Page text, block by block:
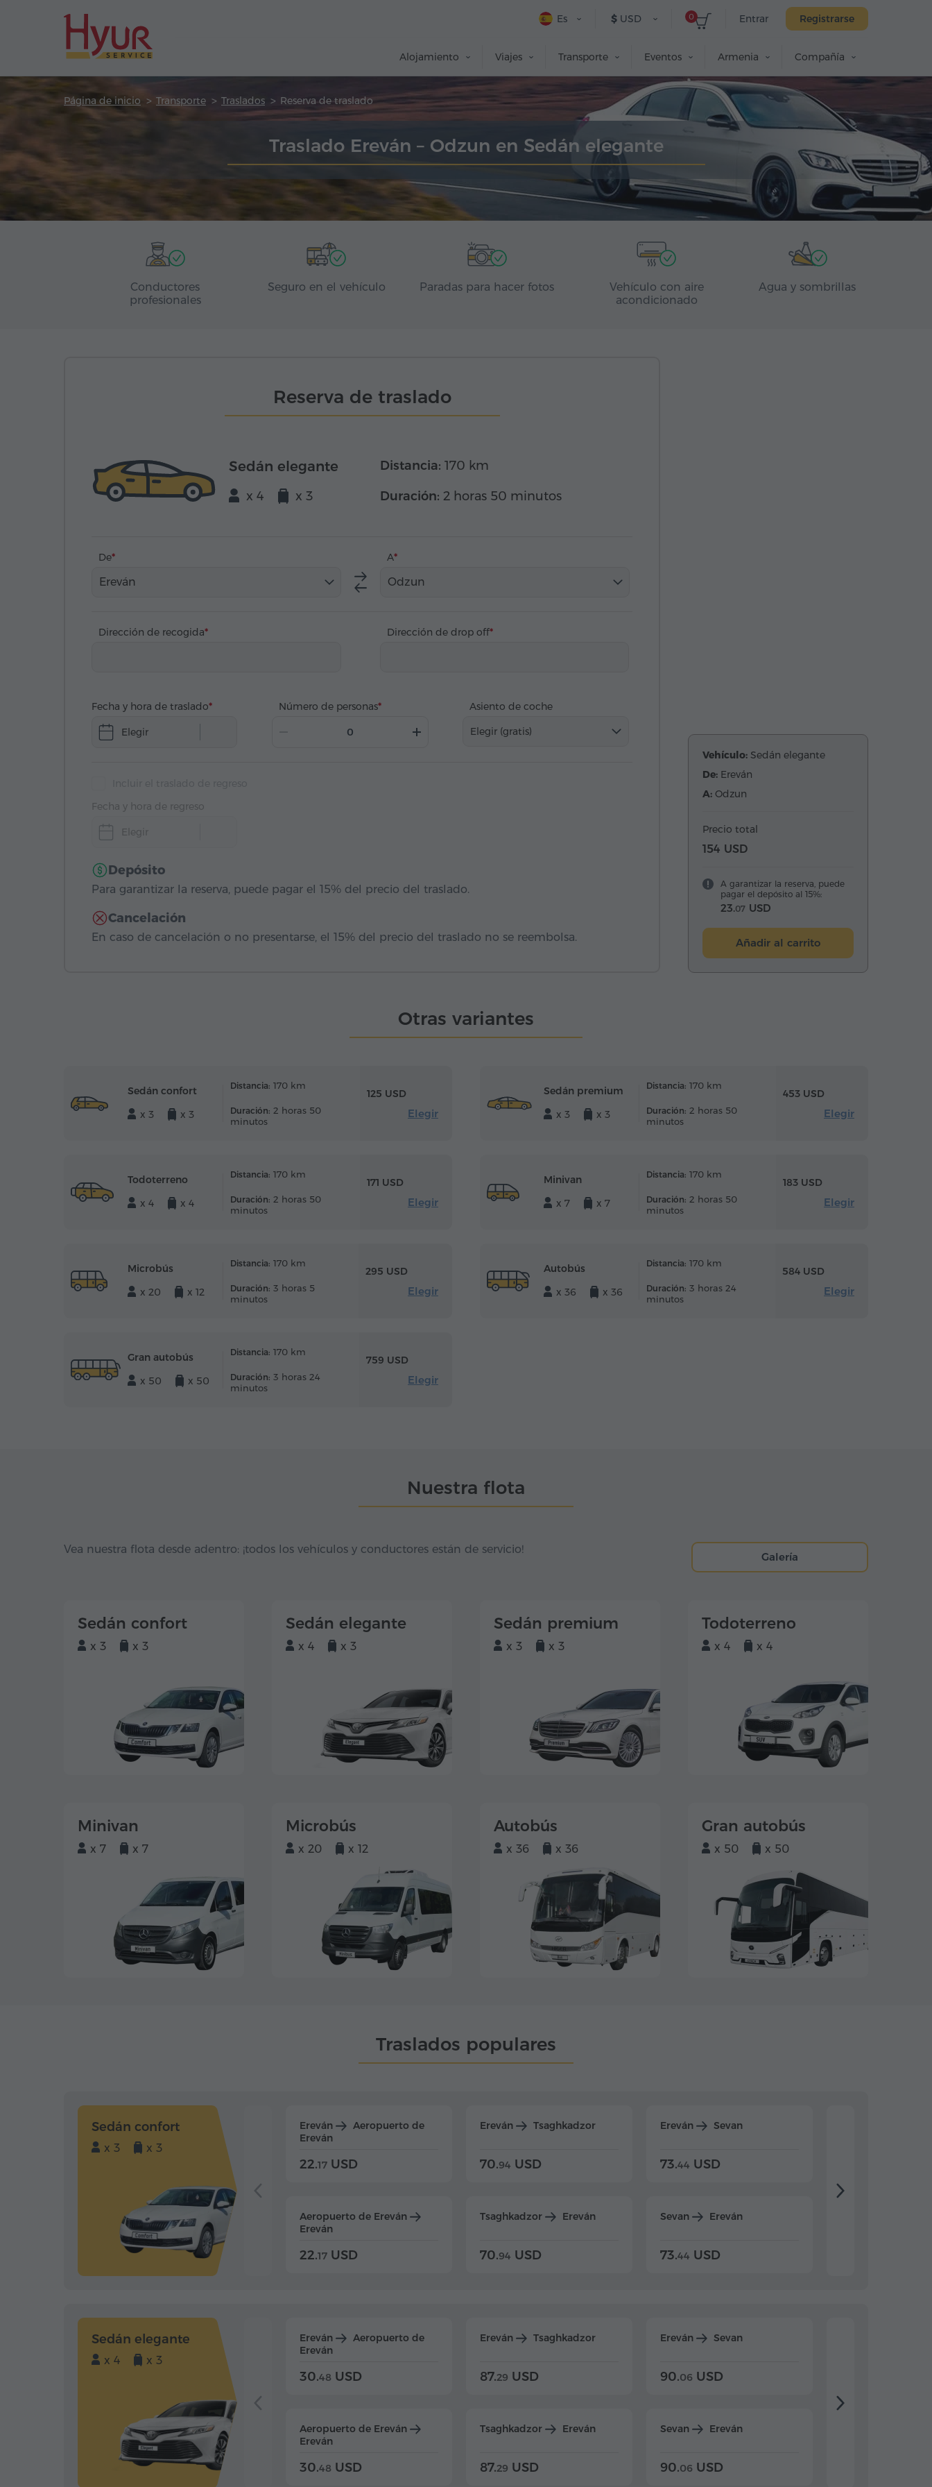
Entrar Registrarse
0
$ USD
Es
Alojamiento Viajes Transporte Eventos Armenia Compañía
Página de inicio Transporte Traslados Reserva de traslado
Traslado Ereván – Odzun en Sedán elegante
Conductores
profesionales
Seguro en el vehículo Paradas para hacer fotos
Vehículo con aire
acondicionado
Agua y sombrillas
Reserva de traslado
Sedán elegante
x 4 x 3
Distancia: 170 km
Duración: 2 horas 50 minutos
De
Ereván
A
Odzun
Dirección de recogida Dirección de drop off
Fecha y hora de traslado
Elegir
Número de personas
Asiento de coche
Elegir (gratis)
Fecha y hora de regreso
Elegir
Depósito
Para garantizar la reserva, puede pagar el 15% del precio del traslado.
Cancelación
En caso de cancelación o no presentarse, el 15% del precio del traslado no se reembolsa.
Vehículo: Sedán elegante
De: Ereván
A: Odzun
Precio total
154 USD
A garantizar la reserva, puede
pagar el depósito al 15%:
23.07 USD
Añadir al carrito
Otras variantes
Sedán confort
x 3
x 3
Distancia: 170 km
Duración: 2 horas 50
minutos
125 USD
Elegir
Sedán premium
x 3
x 3
Distancia: 170 km
Duración: 2 horas 50
minutos
453 USD
Elegir
Todoterreno
x 4
x 4
Distancia: 170 km
Duración: 2 horas 50
minutos
171 USD
Elegir
Minivan
x 7
x 7
Distancia: 170 km
Duración: 2 horas 50
minutos
183 USD
Elegir
Microbús
x 20
x 12
Distancia: 170 km
Duración: 3 horas 5
minutos
295 USD
Elegir
Autobús
x 36
x 36
Distancia: 170 km
Duración: 3 horas 24
minutos
584 USD
Elegir
Gran autobús
x 50
x 50
Distancia: 170 km
Duración: 3 horas 24
minutos
759 USD
Elegir
Nuestra flota
Vea nuestra flota desde adentro: ¡todos los vehículos y conductores están de servicio!
Galería
Sedán confort
x 3 x 3
Sedán elegante
x 4 x 3
Sedán premium
x 3 x 3
Todoterreno
x 4 x 4
Minivan
x 7 x 7
Microbús
x 20 x 12
Autobús
x 36 x 36
Gran autobús
x 50 x 50
Traslados populares
Sedán confort
x 3 x 3
Ereván
Aeropuerto de
Ereván
22.17 USD
Aeropuerto de Ereván
Ereván
22.17 USD
Ereván Tsaghkadzor
70.94 USD
Tsaghkadzor Ereván
70.94 USD
Ereván Sevan
73.44 USD
Sevan Ereván
73.44 USD
Sedán elegante
x 4 x 3
Ereván
Aeropuerto de
Ereván
30.48 USD
Aeropuerto de Ereván
Ereván
30.48 USD
Ereván Tsaghkadzor
87.29 USD
Tsaghkadzor Ereván
87.29 USD
Ereván Sevan
90.06 USD
Sevan Ereván
90.06 USD